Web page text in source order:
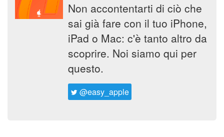
Non accontentarti di ciò che
sai già fare con il tuo iPhone,
iPad o Mac: c'è tanto altro da
scoprire. Noi siamo qui per
questo.
@easy_apple